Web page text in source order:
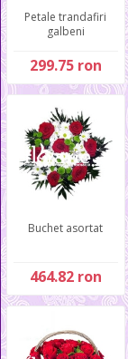
Petale trandafiri
galbeni
299.75 ron
Buchet asortat
464.82 ron